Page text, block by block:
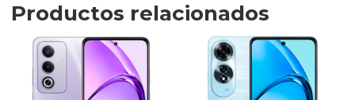
Productos relacionados